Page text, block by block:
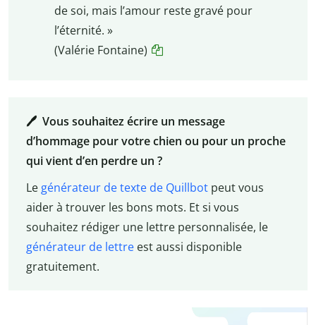
de soi, mais l’amour reste gravé pour
l’éternité. »
(Valérie Fontaine)
🖊️ Vous souhaitez écrire un message
d’hommage pour votre chien ou pour un proche
qui vient d’en perdre un ?
Legénérateur de texte de Quillbotpeut vous
aider à trouver les bons mots. Et si vous
souhaitez rédiger une lettre personnalisée, le
générateur de lettreest aussi disponible
gratuitement.